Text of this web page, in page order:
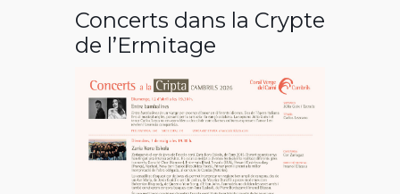
Concerts dans la Crypte
de l’Ermitage